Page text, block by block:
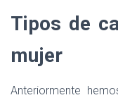
Tipos de
mujer
Anteriormente